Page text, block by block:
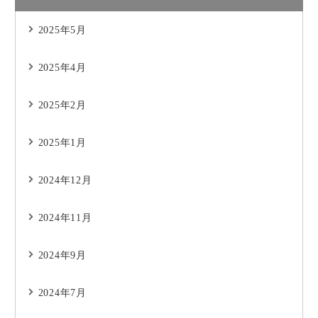
2025年5月
2025年4月
2025年2月
2025年1月
2024年12月
2024年11月
2024年9月
2024年7月